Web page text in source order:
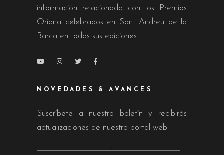
información relacionada con los Premios
Oriana celebrados en Sant Andreu de la
Barca en todas sus ediciones.
NOVEDADES & AVANCES
Suscríbete a nuestro boletín y recibirás
actualizaciones de nuestro portal web